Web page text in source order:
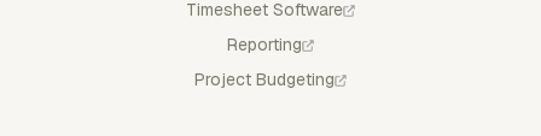
Timesheet Software
Reporting
Project Budgeting